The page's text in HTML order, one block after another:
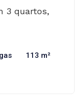
3 quartos,
113 m²